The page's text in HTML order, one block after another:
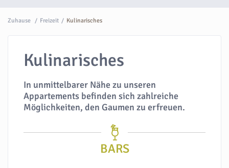
Zuhause Freizeit Kulinarisches
Kulinarisches
In unmittelbarer Nähe zu unseren
Appartements befinden sich zahlreiche
Möglichkeiten, den Gaumen zu erfreuen.
BARS